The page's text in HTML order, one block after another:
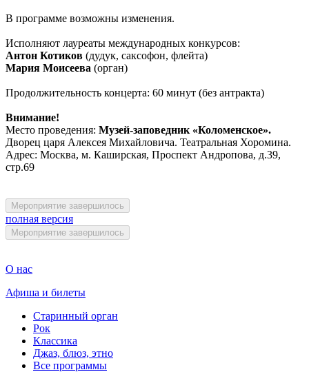
В программе возможны изменения.
Исполняют лауреаты международных конкурсов:
Антон Котиков (дудук, саксофон, флейта)
Мария Моисеева (орган)
Продолжительность концерта: 60 минут (без антракта)
Внимание!
Место проведения: Музей-заповедник «Коломенское».
Дворец царя Алексея Михайловича. Театральная Хоромина.
Адрес: Москва, м. Каширская, Проспект Андропова, д.39,
стр.69
Мероприятие завершилось
полная версия
Мероприятие завершилось
О нас
Афиша и билеты
Старинный орган
Рок
Классика
Джаз, блюз, этно
Все программы